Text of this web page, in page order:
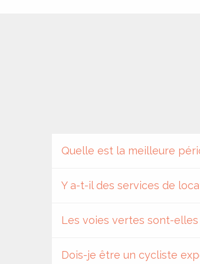
Quelle est la meilleure
Y a-t-il des services de
Les voies vertes sont-
Dois-je être un cycliste